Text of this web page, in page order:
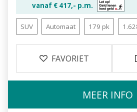
vanaf € 417,- p.m.
SUV Automaat 179 pk
FAVORIET
MEER INFO